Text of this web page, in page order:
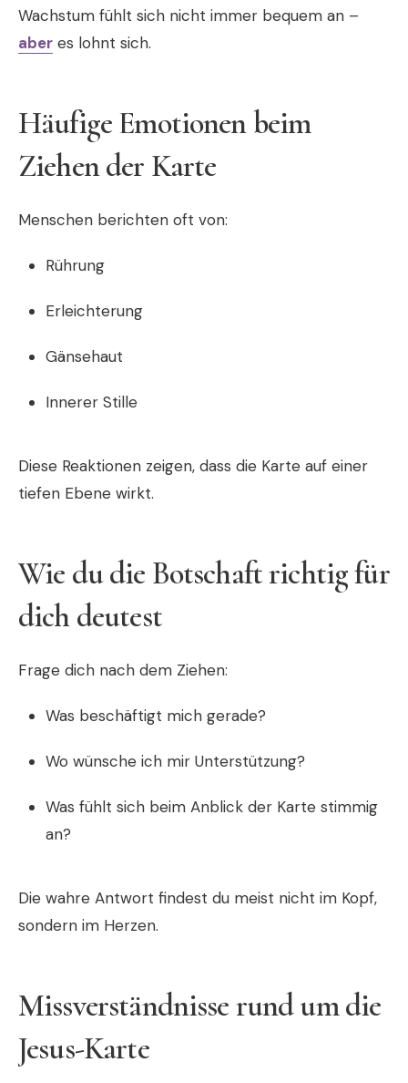
Wachstum fühlt sich nicht immer bequem an –
aber es lohnt sich.
Häufige Emotionen beim
Ziehen der Karte
Menschen berichten oft von:
Rührung
Erleichterung
Gänsehaut
Innerer Stille
Diese Reaktionen zeigen, dass die Karte auf einer
tiefen Ebene wirkt.
Wie du die Botschaft richtig für
dich deutest
Frage dich nach dem Ziehen:
Was beschäftigt mich gerade?
Wo wünsche ich mir Unterstützung?
Was fühlt sich beim Anblick der Karte stimmig
an?
Die wahre Antwort findest du meist nicht im Kopf,
sondern im Herzen.
Missverständnisse rund um die
Jesus-Karte